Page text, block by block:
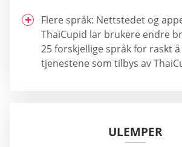
Flere språk: Nettstedet og
ThaiCupid lar brukere endre
25 forskjellige språk for raskt å
tjenestene som tilbys av
ULEMPER